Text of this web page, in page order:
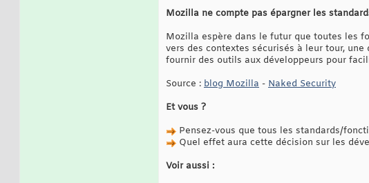
Mozilla ne compte pas épargner les
Mozilla espère dans le futur que toutes les
vers des contextes sécurisés à leur tour,
fournir des outils aux développeurs pour
Source : blog Mozilla - Naked Security
Et vous ?
Pensez-vous que tous les standards/
Quel effet aura cette décision sur les
Voir aussi :